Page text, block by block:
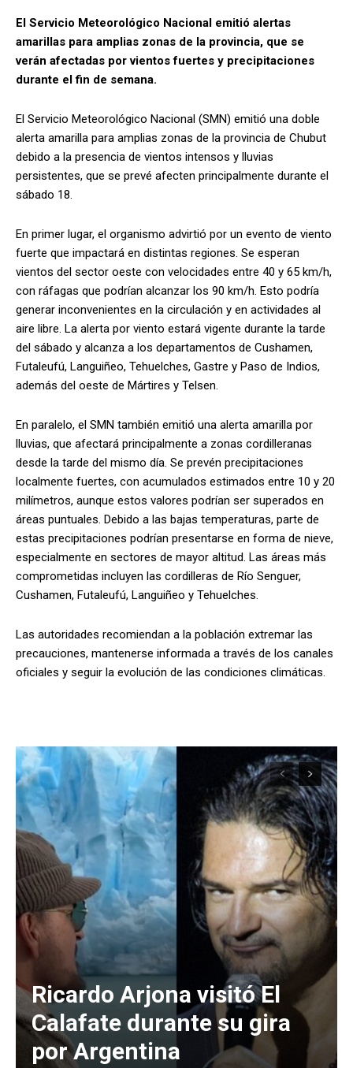
El Servicio Meteorológico Nacional emitió alertas
amarillas para amplias zonas de la provincia, que se
verán afectadas por vientos fuertes y precipitaciones
durante el fin de semana.
El Servicio Meteorológico Nacional (SMN) emitió una doble
alerta amarilla para amplias zonas de la provincia de Chubut
debido a la presencia de vientos intensos y lluvias
persistentes, que se prevé afecten principalmente durante el
sábado 18.
En primer lugar, el organismo advirtió por un evento de viento
fuerte que impactará en distintas regiones. Se esperan
vientos del sector oeste con velocidades entre 40 y 65 km/h,
con ráfagas que podrían alcanzar los 90 km/h. Esto podría
generar inconvenientes en la circulación y en actividades al
aire libre. La alerta por viento estará vigente durante la tarde
del sábado y alcanza a los departamentos de Cushamen,
Futaleufú, Languiñeo, Tehuelches, Gastre y Paso de Indios,
además del oeste de Mártires y Telsen.
En paralelo, el SMN también emitió una alerta amarilla por
lluvias, que afectará principalmente a zonas cordilleranas
desde la tarde del mismo día. Se prevén precipitaciones
localmente fuertes, con acumulados estimados entre 10 y 20
milímetros, aunque estos valores podrían ser superados en
áreas puntuales. Debido a las bajas temperaturas, parte de
estas precipitaciones podrían presentarse en forma de nieve,
especialmente en sectores de mayor altitud. Las áreas más
comprometidas incluyen las cordilleras de Río Senguer,
Cushamen, Futaleufú, Languiñeo y Tehuelches.
Las autoridades recomiendan a la población extremar las
precauciones, mantenerse informada a través de los canales
oficiales y seguir la evolución de las condiciones climáticas.
Ricardo Arjona visitó El
Calafate durante su gira
por Argentina